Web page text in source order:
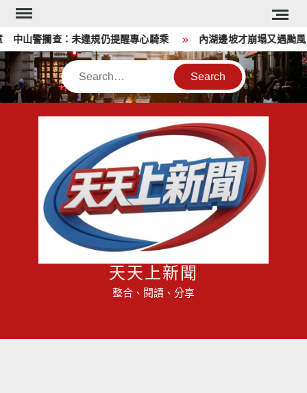
Skip
content
警攔查：未違規仍提醒專心騎乘 內湖邊坡才崩塌又遇颱風
Search
天天上新聞
整合、閱讀、分享